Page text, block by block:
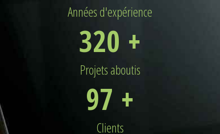
Années d'expérience
320 +
Projets aboutis
97 +
Clients